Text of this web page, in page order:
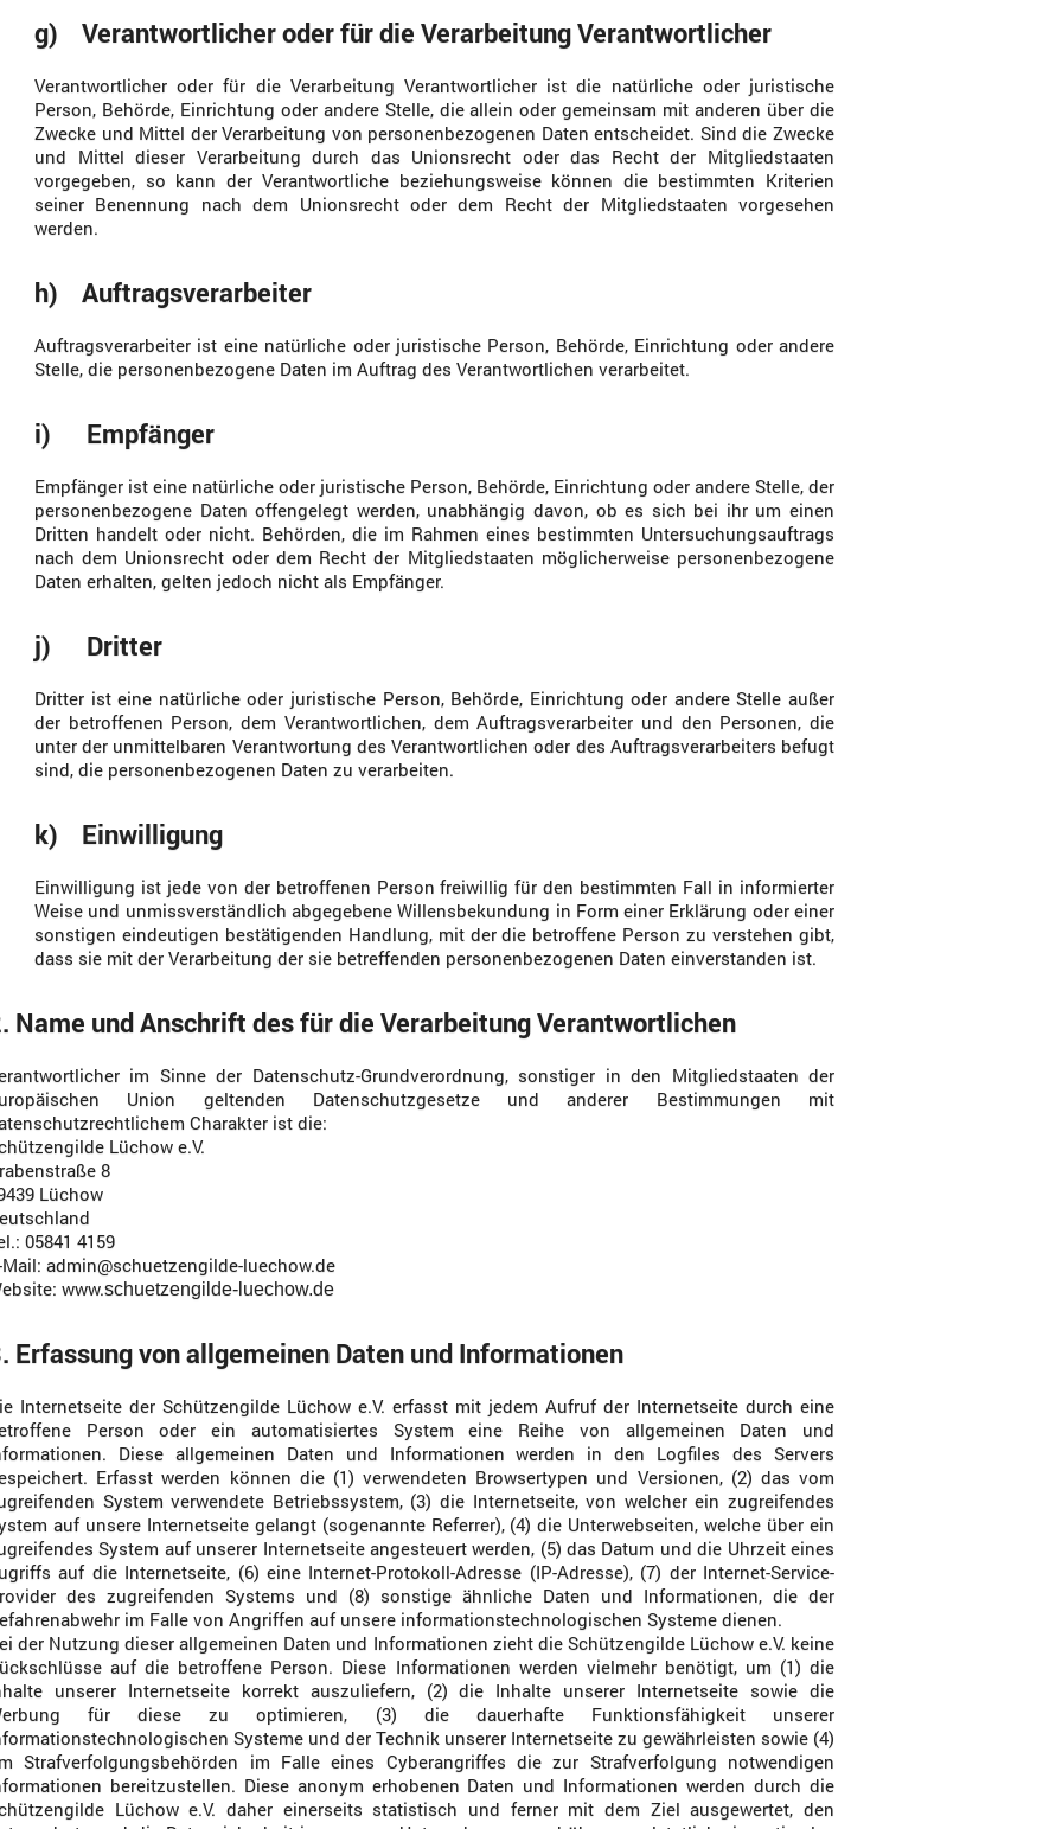
g) Verantwortlicher oder für die Verarbeitung Verantwortlicher
Verantwortlicher oder für die Verarbeitung Verantwortlicher ist die natürliche oder juristische
Person, Behörde, Einrichtung oder andere Stelle, die allein oder gemeinsam mit anderen über die
Zwecke und Mittel der Verarbeitung von personenbezogenen Daten entscheidet. Sind die Zwecke
und Mittel dieser Verarbeitung durch das Unionsrecht oder das Recht der Mitgliedstaaten
vorgegeben, so kann der Verantwortliche beziehungsweise können die bestimmten Kriterien
seiner Benennung nach dem Unionsrecht oder dem Recht der Mitgliedstaaten vorgesehen
werden.
h) Auftragsverarbeiter
Auftragsverarbeiter ist eine natürliche oder juristische Person, Behörde, Einrichtung oder andere
Stelle, die personenbezogene Daten im Auftrag des Verantwortlichen verarbeitet.
i) Empfänger
Empfänger ist eine natürliche oder juristische Person, Behörde, Einrichtung oder andere Stelle, der
personenbezogene Daten offengelegt werden, unabhängig davon, ob es sich bei ihr um einen
Dritten handelt oder nicht. Behörden, die im Rahmen eines bestimmten Untersuchungsauftrags
nach dem Unionsrecht oder dem Recht der Mitgliedstaaten möglicherweise personenbezogene
Daten erhalten, gelten jedoch nicht als Empfänger.
j) Dritter
Dritter ist eine natürliche oder juristische Person, Behörde, Einrichtung oder andere Stelle außer
der betroffenen Person, dem Verantwortlichen, dem Auftragsverarbeiter und den Personen, die
unter der unmittelbaren Verantwortung des Verantwortlichen oder des Auftragsverarbeiters befugt
sind, die personenbezogenen Daten zu verarbeiten.
k) Einwilligung
Einwilligung ist jede von der betroffenen Person freiwillig für den bestimmten Fall in informierter
Weise und unmissverständlich abgegebene Willensbekundung in Form einer Erklärung oder einer
sonstigen eindeutigen bestätigenden Handlung, mit der die betroffene Person zu verstehen gibt,
dass sie mit der Verarbeitung der sie betreffenden personenbezogenen Daten einverstanden ist.
Name und Anschrift des für die Verarbeitung Verantwortlichen
im Sinne der Datenschutz-Grundverordnung, sonstiger in den Mitgliedstaaten der
Union geltenden Datenschutzgesetze und anderer Bestimmungen mit
Charakter ist die:
Lüchow e.V.
8
Lüchow
05841 4159
Mail: admin@schuetzengilde-luechow.de
www.schuetzengilde-luechow.de
Erfassung von allgemeinen Daten und Informationen
Internetseite der Schützengilde Lüchow e.V. erfasst mit jedem Aufruf der Internetseite durch eine
Person oder ein automatisiertes System eine Reihe von allgemeinen Daten und
Diese allgemeinen Daten und Informationen werden in den Logfiles des Servers
Erfasst werden können die (1) verwendeten Browsertypen und Versionen, (2) das vom
System verwendete Betriebssystem, (3) die Internetseite, von welcher ein zugreifendes
auf unsere Internetseite gelangt (sogenannte Referrer), (4) die Unterwebseiten, welche über ein
System auf unserer Internetseite angesteuert werden, (5) das Datum und die Uhrzeit eines
auf die Internetseite, (6) eine Internet-Protokoll-Adresse (IP-Adresse), (7) der Internet-Service-
des zugreifenden Systems und (8) sonstige ähnliche Daten und Informationen, die der
im Falle von Angriffen auf unsere informationstechnologischen Systeme dienen.
der Nutzung dieser allgemeinen Daten und Informationen zieht die Schützengilde Lüchow e.V. keine
auf die betroffene Person. Diese Informationen werden vielmehr benötigt, um (1) die
unserer Internetseite korrekt auszuliefern, (2) die Inhalte unserer Internetseite sowie die
für diese zu optimieren, (3) die dauerhafte Funktionsfähigkeit unserer
Systeme und der Technik unserer Internetseite zu gewährleisten sowie (4)
Strafverfolgungsbehörden im Falle eines Cyberangriffes die zur Strafverfolgung notwendigen
bereitzustellen. Diese anonym erhobenen Daten und Informationen werden durch die
Lüchow e.V. daher einerseits statistisch und ferner mit dem Ziel ausgewertet, den